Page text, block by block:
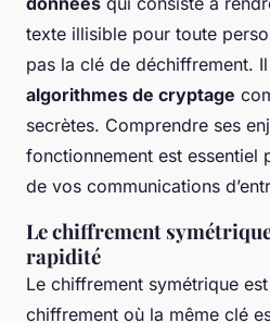
texte illisible pour toute
pas la clé de déchiffrement.
algorithmes de cryptage
secrètes. Comprendre ses
fonctionnement est essentiel
de vos communications
Le chiffrement
rapidité
Le chiffrement symétrique
chiffrement où la même clé